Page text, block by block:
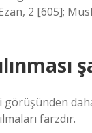
2 [605];
farzdır.